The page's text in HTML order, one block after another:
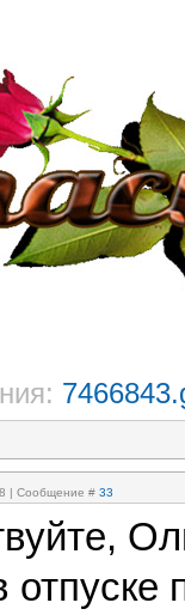
| Сообщение # 33
отпуске